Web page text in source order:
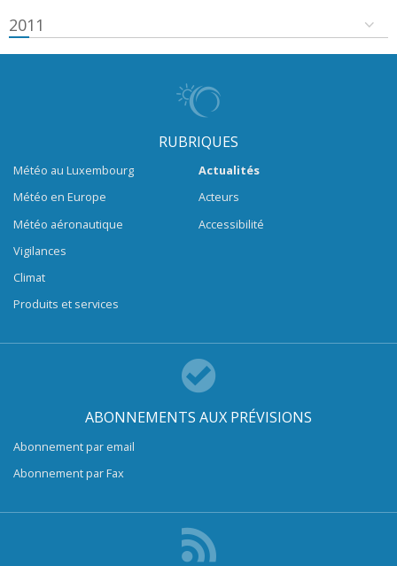
2011
RUBRIQUES
Météo au Luxembourg
Météo en Europe
Météo aéronautique
Vigilances
Climat
Produits et services
Actualités
Acteurs
Accessibilité
ABONNEMENTS AUX PRÉVISIONS
Abonnement par email
Abonnement par Fax